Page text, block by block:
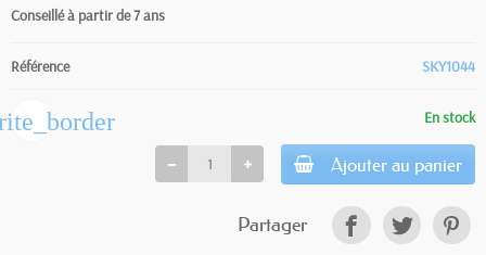
Conseillé à partir de 7ans
Référence SKY1044
En stock
Ajouter au panier
Partager